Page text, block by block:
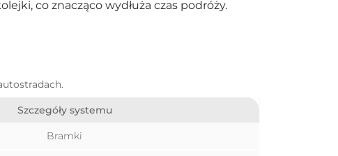
co znacząco wydłuża czas podróży.
Szczegóły systemu
Bramki